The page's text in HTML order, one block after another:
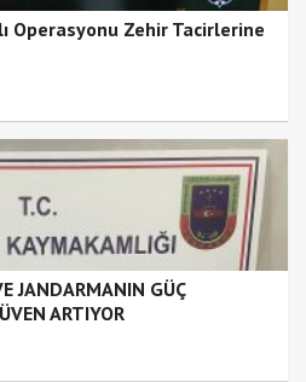
Operasyonu Zehir Tacirlerine
JANDARMANIN GÜÇ
ARTIYOR